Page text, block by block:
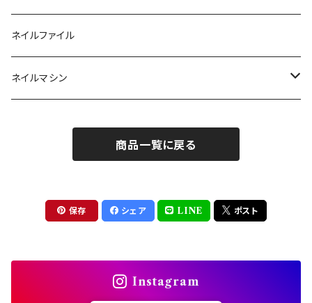
ツール
パウダー
ストーン
ドライフラワー
まつげ
グルー/リムーバー
ネイルファイル
ネイルマシン
商品一覧に戻る
保存 シェア LINE ポスト
Instagram